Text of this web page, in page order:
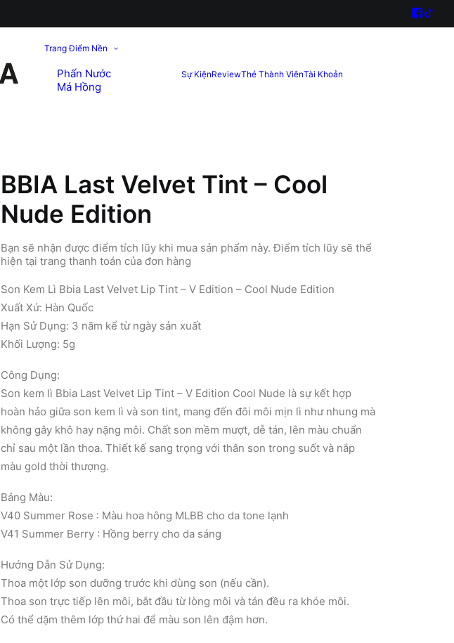
Trang Điểm Nền
Phấn Nước
Má Hồng
Sự KiệnReviewThẻ Thành ViênTài Khoản
BBIA Last Velvet Tint – Cool
Nude Edition
Bạn sẽ nhận được điểm tích lũy khi mua sản phẩm này. Điểm tích lũy sẽ thể
hiện tại trang thanh toán của đơn hàng
Son Kem Lì Bbia Last Velvet Lip Tint – V Edition – Cool Nude Edition
Xuất Xứ: Hàn Quốc
Hạn Sử Dụng: 3 năm kể từ ngày sản xuất
Khối Lượng: 5g
Công Dụng:
Son kem lì Bbia Last Velvet Lip Tint – V Edition Cool Nude là sự kết hợp
hoàn hảo giữa son kem lì và son tint, mang đến đôi môi mịn lì như nhung mà
không gây khô hay nặng môi. Chất son mềm mượt, dễ tán, lên màu chuẩn
chỉ sau một lần thoa. Thiết kế sang trọng với thân son trong suốt và nắp
màu gold thời thượng.
Bảng Màu:
V40 Summer Rose : Màu hoa hông MLBB cho da tone lạnh
V41 Summer Berry : Hồng berry cho da sáng
Hướng Dẫn Sử Dụng:
Thoa một lớp son dưỡng trước khi dùng son (nếu cần).
Thoa son trực tiếp lên môi, bắt đầu từ lòng môi và tán đều ra khóe môi.
Có thể dặm thêm lớp thứ hai để màu son lên đậm hơn.